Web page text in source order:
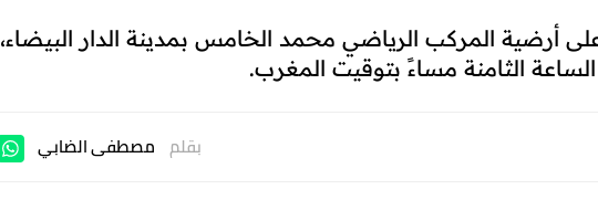
أرضية المركب الرياضي محمد الخامس بمدينة الدار البيضاء،
الثامنة مساءً بتوقيت المغرب.
بقلم مصطفى الضابي